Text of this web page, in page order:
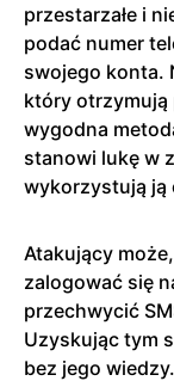
przestarzałe i
podać numer
swojego konta.
który otrzymują
wygodna
stanowi lukę w
wykorzystują ją
Atakujący
zalogować się
przechwycić
Uzyskując tym
bez jego